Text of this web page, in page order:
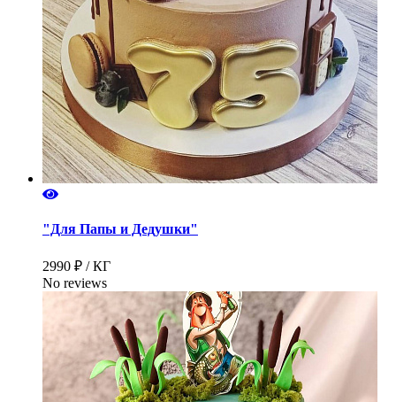
"Для Папы и Дедушки"
2990 ₽ / КГ
No reviews